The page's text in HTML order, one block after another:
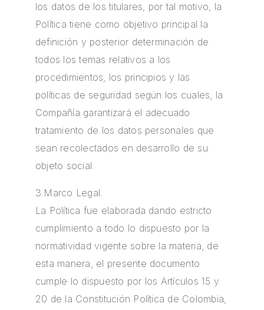
los datos de los titulares, por tal motivo, la
Política tiene como objetivo principal la
definición y posterior determinación de
todos los temas relativos a los
procedimientos, los principios y las
políticas de seguridad según los cuales, la
Compañía garantizará el adecuado
tratamiento de los datos personales que
sean recolectados en desarrollo de su
objeto social.
3.Marco Legal.
La Política fue elaborada dando estricto
cumplimiento a todo lo dispuesto por la
normatividad vigente sobre la materia, de
esta manera, el presente documento
cumple lo dispuesto por los Artículos 15 y
20 de la Constitución Política de Colombia,